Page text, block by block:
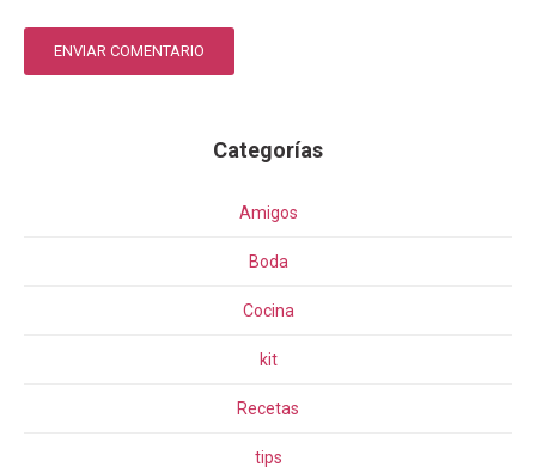
ENVIAR COMENTARIO
Categorías
Amigos
Boda
Cocina
kit
Recetas
tips